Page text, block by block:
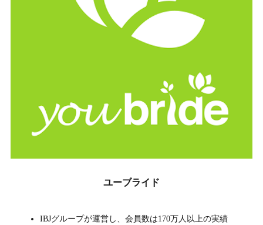
ユーブライド
IBJグループが運営し、会員数は170万人以上の実績